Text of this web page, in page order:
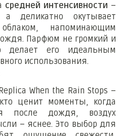
средней интенсивности –
деликатно окутывает
напоминающим
Парфюм не громкий и
делает его идеальным
использования.
When the Rain Stops –
ценит моменты, когда
после дождя, воздух
– яснее. Это выбор для